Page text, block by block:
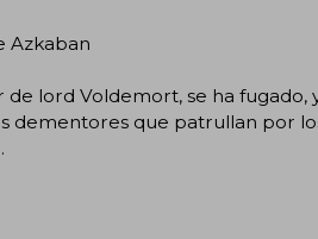
Azkaban
de lord Voldemort, se ha
dementores que patrullan por